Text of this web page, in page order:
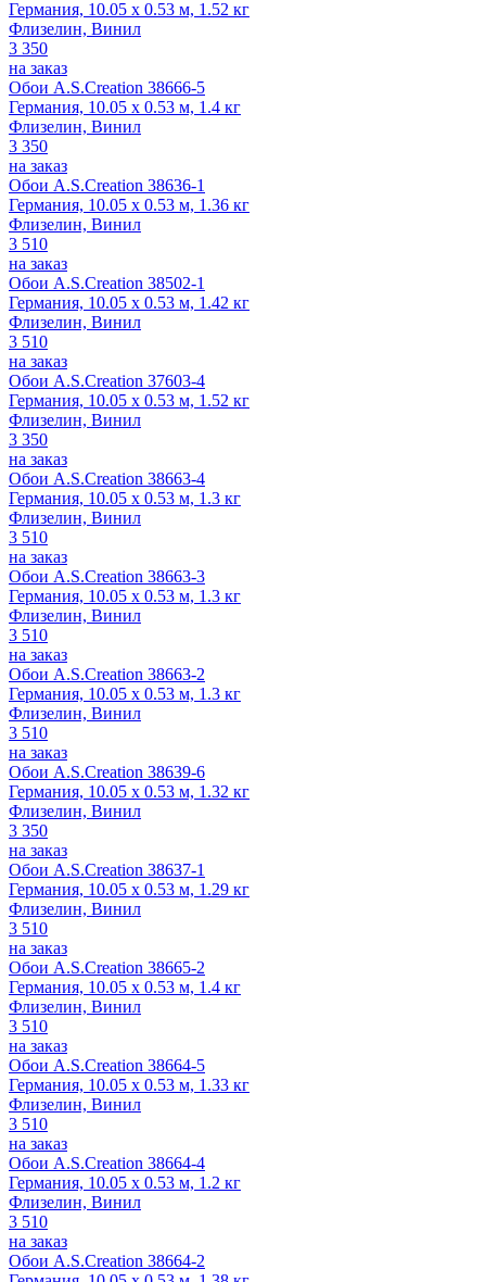
Германия, 10.05 x 0.53 м, 1.52 кг
Флизелин, Винил
3 350
на заказ
Обои A.S.Creation 38666-5
Германия, 10.05 x 0.53 м, 1.4 кг
Флизелин, Винил
3 350
на заказ
Обои A.S.Creation 38636-1
Германия, 10.05 x 0.53 м, 1.36 кг
Флизелин, Винил
3 510
на заказ
Обои A.S.Creation 38502-1
Германия, 10.05 x 0.53 м, 1.42 кг
Флизелин, Винил
3 510
на заказ
Обои A.S.Creation 37603-4
Германия, 10.05 x 0.53 м, 1.52 кг
Флизелин, Винил
3 350
на заказ
Обои A.S.Creation 38663-4
Германия, 10.05 x 0.53 м, 1.3 кг
Флизелин, Винил
3 510
на заказ
Обои A.S.Creation 38663-3
Германия, 10.05 x 0.53 м, 1.3 кг
Флизелин, Винил
3 510
на заказ
Обои A.S.Creation 38663-2
Германия, 10.05 x 0.53 м, 1.3 кг
Флизелин, Винил
3 510
на заказ
Обои A.S.Creation 38639-6
Германия, 10.05 x 0.53 м, 1.32 кг
Флизелин, Винил
3 350
на заказ
Обои A.S.Creation 38637-1
Германия, 10.05 x 0.53 м, 1.29 кг
Флизелин, Винил
3 510
на заказ
Обои A.S.Creation 38665-2
Германия, 10.05 x 0.53 м, 1.4 кг
Флизелин, Винил
3 510
на заказ
Обои A.S.Creation 38664-5
Германия, 10.05 x 0.53 м, 1.33 кг
Флизелин, Винил
3 510
на заказ
Обои A.S.Creation 38664-4
Германия, 10.05 x 0.53 м, 1.2 кг
Флизелин, Винил
3 510
на заказ
Обои A.S.Creation 38664-2